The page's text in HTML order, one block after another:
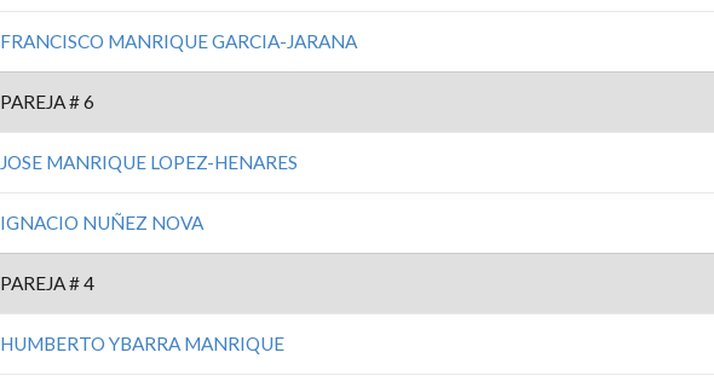
FRANCISCO MANRIQUE GARCIA-JARANA
PAREJA # 6
JOSE MANRIQUE LOPEZ-HENARES
IGNACIO NUÑEZ NOVA
PAREJA # 4
HUMBERTO YBARRA MANRIQUE